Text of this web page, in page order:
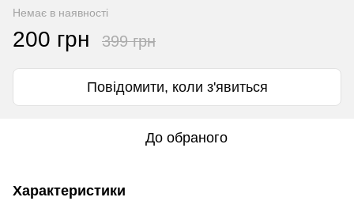
Немає в наявності
200 грн 399 грн
Повідомити, коли з'явиться
До обраного
Характеристики